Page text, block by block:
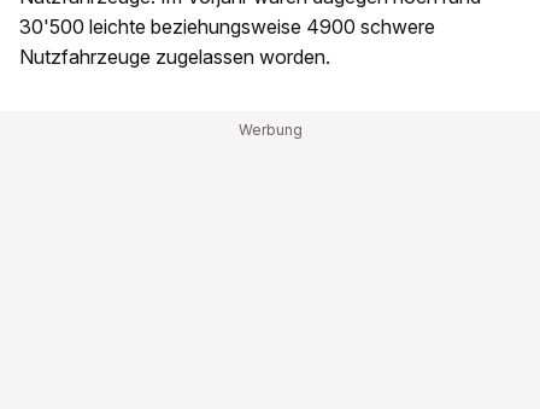
30'500 leichte beziehungsweise 4900 schwere
Nutzfahrzeuge zugelassen worden.